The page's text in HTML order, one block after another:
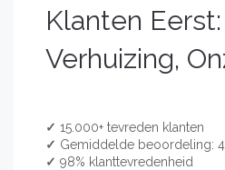
Klanten
Verhuizing,
✓ 15.000+ tevreden klanten
✓ Gemiddelde beoordeling:
✓ 98% klanttevredenheid